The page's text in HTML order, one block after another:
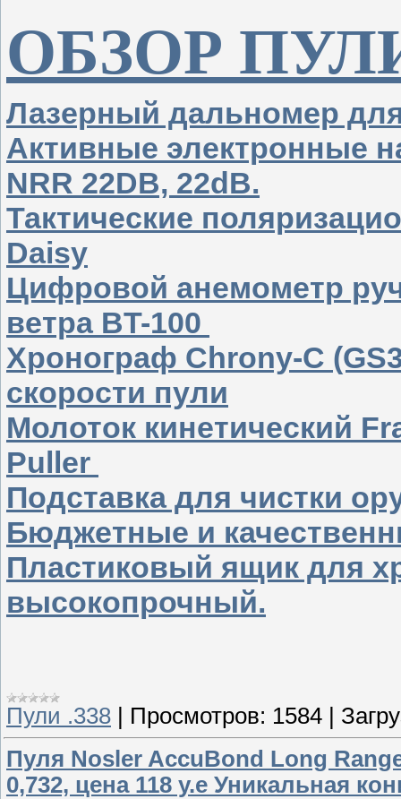
ОБЗОР
Лазерный дальномер
Активные электронные
NRR 22DB, 22dB.
Тактические
Daisy
Цифровой анемометр
ветра BT-100
Хронограф Chrony-C
скорости пули
Молоток кинетический
Puller
Подставка для чистки
Бюджетные и
Пластиковый ящик для
высокопрочный.
Пули .338 Просмотров: 1584
Пуля Nosler AccuBond Long
0,732, цена 118 у.е Уникальная